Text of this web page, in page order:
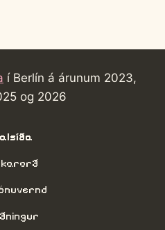
í Berlín á árunum 2023,
og 2026